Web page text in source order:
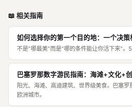
📖 相关指南
如何选择你的第一个目的地：一个决策
不是"哪最美"而是"哪的条件能让你活下来"。5
巴塞罗那数字游民指南：海滩+文化+
阳光、海滩、高迪建筑、世界级美食。巴塞
欧洲城市。